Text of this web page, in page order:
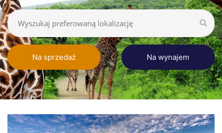
Na sprzedaż Na wynajem